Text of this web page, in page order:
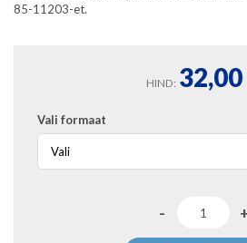
85-11203-et.
HIND: 32,00
Vali formaat